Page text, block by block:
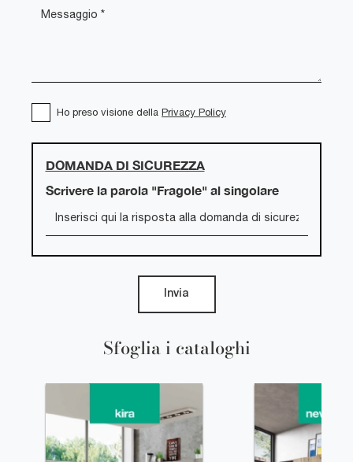
Sfoglia i cataloghi
Ho preso visione della Privacy Policy
DOMANDA DI SICUREZZA
Scrivere la parola "Fragole" al singolare
Invia